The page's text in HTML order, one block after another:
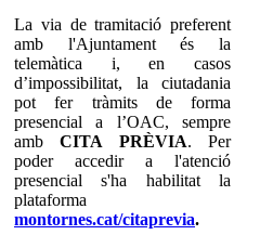
La via de tramitació preferent
amb l'Ajuntament és la
telemàtica i, en casos
d’impossibilitat, la ciutadania
pot fer tràmits de forma
presencial a l’OAC, sempre
ambCITA PRÈVIA. Per
poder accedir a l'atenció
presencial s'ha habilitat la
plataforma
montornes.cat/citaprevia.